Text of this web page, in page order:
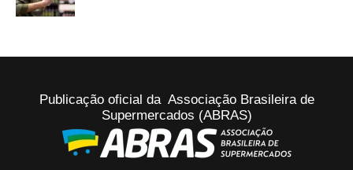
Publicação oficial da Associação Brasileira de
Supermercados (ABRAS)